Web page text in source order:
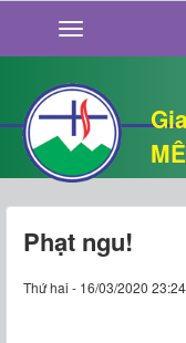
GIỚI THIỆU
TIN TỨC
SỐNG ĐẠO
CHUYỆN
QUÁN VĂN
THƯ GIÃN
Phạt ngu!
Thứ hai - 16/03/2020 23:24